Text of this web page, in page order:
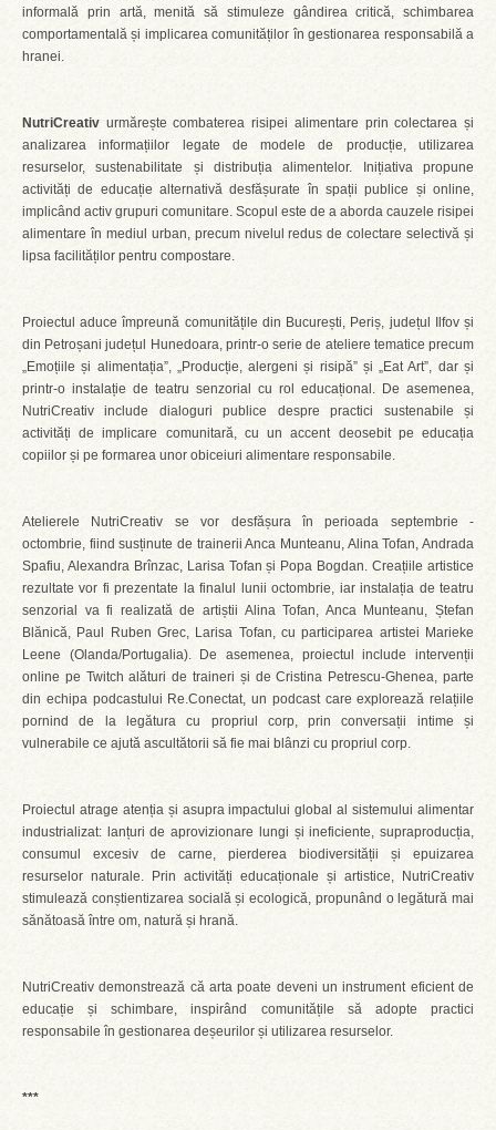
informală prin artă, menită să stimuleze gândirea critică, schimbarea
comportamentală și implicarea comunităților în gestionarea responsabilă a
hranei.
NutriCreativ urmărește combaterea risipei alimentare prin colectarea și
analizarea informațiilor legate de modele de producție, utilizarea
resurselor, sustenabilitate și distribuția alimentelor. Inițiativa propune
activități de educație alternativă desfășurate în spații publice și online,
implicând activ grupuri comunitare. Scopul este de a aborda cauzele risipei
alimentare în mediul urban, precum nivelul redus de colectare selectivă și
lipsa facilităților pentru compostare.
Proiectul aduce împreună comunitățile din București, Periș, județul Ilfov și
din Petroșani județul Hunedoara, printr-o serie de ateliere tematice precum
„Emoțiile și alimentația”, „Producție, alergeni și risipă” și „Eat Art”, dar și
printr-o instalație de teatru senzorial cu rol educațional. De asemenea,
NutriCreativ include dialoguri publice despre practici sustenabile și
activități de implicare comunitară, cu un accent deosebit pe educația
copiilor și pe formarea unor obiceiuri alimentare responsabile.
Atelierele NutriCreativ se vor desfășura în perioada septembrie -
octombrie, fiind susținute de trainerii Anca Munteanu, Alina Tofan, Andrada
Spafiu, Alexandra Brînzac, Larisa Tofan și Popa Bogdan. Creațiile artistice
rezultate vor fi prezentate la finalul lunii octombrie, iar instalația de teatru
senzorial va fi realizată de artiștii Alina Tofan, Anca Munteanu, Ștefan
Blănică, Paul Ruben Grec, Larisa Tofan, cu participarea artistei Marieke
Leene (Olanda/Portugalia). De asemenea, proiectul include intervenții
online pe Twitch alături de traineri și de Cristina Petrescu-Ghenea, parte
din echipa podcastului Re.Conectat, un podcast care explorează relațiile
pornind de la legătura cu propriul corp, prin conversații intime și
vulnerabile ce ajută ascultătorii să fie mai blânzi cu propriul corp.
Proiectul atrage atenția și asupra impactului global al sistemului alimentar
industrializat: lanțuri de aprovizionare lungi și ineficiente, supraproducția,
consumul excesiv de carne, pierderea biodiversității și epuizarea
resurselor naturale. Prin activități educaționale și artistice, NutriCreativ
stimulează conștientizarea socială și ecologică, propunând o legătură mai
sănătoasă între om, natură și hrană.
NutriCreativ demonstrează că arta poate deveni un instrument eficient de
educație și schimbare, inspirând comunitățile să adopte practici
responsabile în gestionarea deșeurilor și utilizarea resurselor.
***